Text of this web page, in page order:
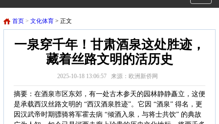
首页 > 文化体育 > 正文
一泉穿千年！甘肃酒泉这处胜迹，
藏着丝路文明的活历史
2025-10-18 13:06:57 来源：欧洲新侨网
摘要：在酒泉市区东郊，有一处古木参天的园林静静矗立，这便
是承载西汉丝路文明的 “西汉酒泉胜迹”。它因 “酒泉” 得名，更
因汉武帝时期骠骑将军霍去病 “倾酒入泉，与将士共饮” 的典故